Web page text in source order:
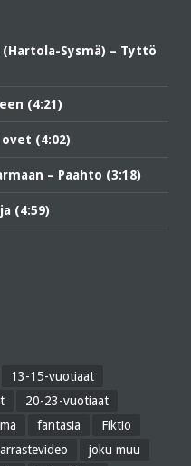
Sysmä) – Tyttö
(4:21)
(4:02)
– Paahto (3:18)
(4:59)
13-15-vuotiaat
20-23-vuotiaat
fantasia
Fiktio
joku muu